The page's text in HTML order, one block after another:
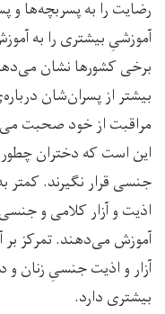
رضایت را به پسربچه‌ها و
آموزشیِ بیشتری را به
برخی کشورها نشان
بیشتر از پسران‌شان
مراقبت از خود صحبت
این است که دختران
جنسی قرار نگیرند. کمتر
اذیت و آزار کلامی و
آموزش می‌دهند. تمرکز بر
آزار و اذیت جنسیِ زنان و
بیشتری دارد.